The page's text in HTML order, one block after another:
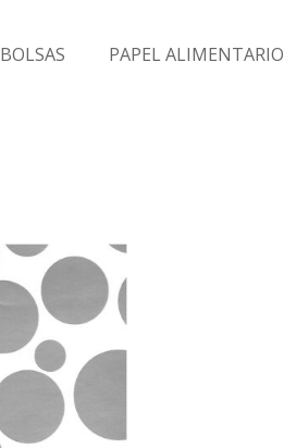
BOLSAS PAPEL ALIMENTARIO